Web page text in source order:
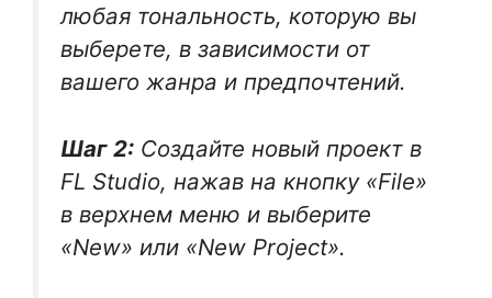
любая тональность, которую вы
выберете, в зависимости от
вашего жанра и предпочтений.
Шаг 2: Создайте новый проект в
FL Studio, нажав на кнопку «File»
в верхнем меню и выберите
«New» или «New Project».